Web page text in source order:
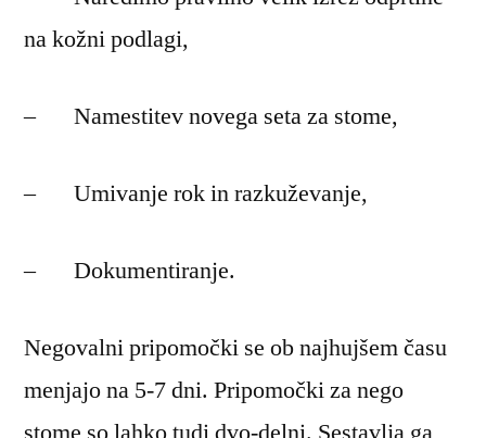
na kožni podlagi,
– Namestitev novega seta za stome,
– Umivanje rok in razkuževanje,
– Dokumentiranje.
Negovalni pripomočki se ob najhujšem času
menjajo na 5-7 dni. Pripomočki za nego